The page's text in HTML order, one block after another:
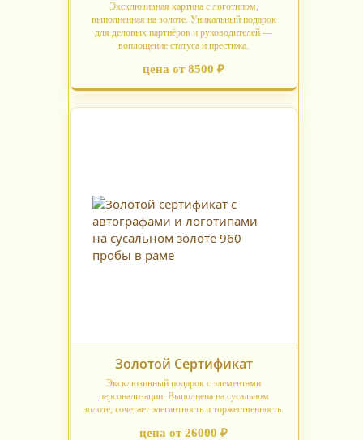
Эксклюзивная картина с логотипом,
выполненная на золоте. Уникальный подарок
для деловых партнёров и руководителей —
воплощение статуса и престижа.
цена от 8500 ₽
Золотой Сертификат
Эксклюзивный подарок с элементами
персонализации. Выполнена на сусальном
золоте, сочетает элегантность и торжественность.
цена от 26000 ₽